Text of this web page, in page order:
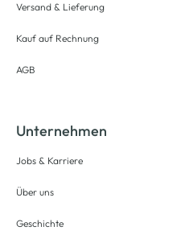
Versand & Lieferung
Kauf auf Rechnung
AGB
Unternehmen
Jobs & Karriere
Über uns
Geschichte